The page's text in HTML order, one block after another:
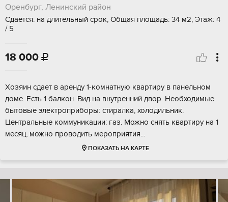
Оренбург, Ленинский район
Сдается: на длительный срок, Общая площадь: 34 м2, Этаж: 4
/ 5
18 000 
Хозяин сдает в аренду 1-комнатную квартиру в панельном
доме. Есть 1 балкон. Вид на внутренний двор. Необходимые
бытовые электроприборы: стиралка, холодильник.
Центральные коммуникации: газ. Можно снять квартиру на 1
месяц, можно проводить мероприятия...
ПОКАЗАТЬ НА КАРТЕ